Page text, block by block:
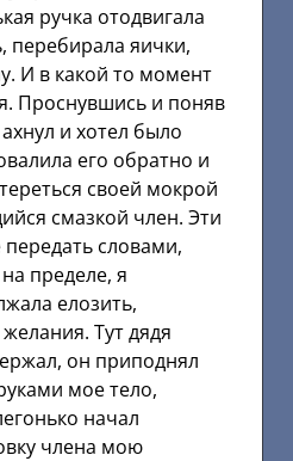
ручка отодвигала
перебирала яички,
И в какой то момент
Проснувшись и поняв
и хотел было
его обратно и
своей мокрой
смазкой член. Эти
словами,
пределе, я
елозить,
Тут дядя
он приподнял
мое тело,
начал
члена мою